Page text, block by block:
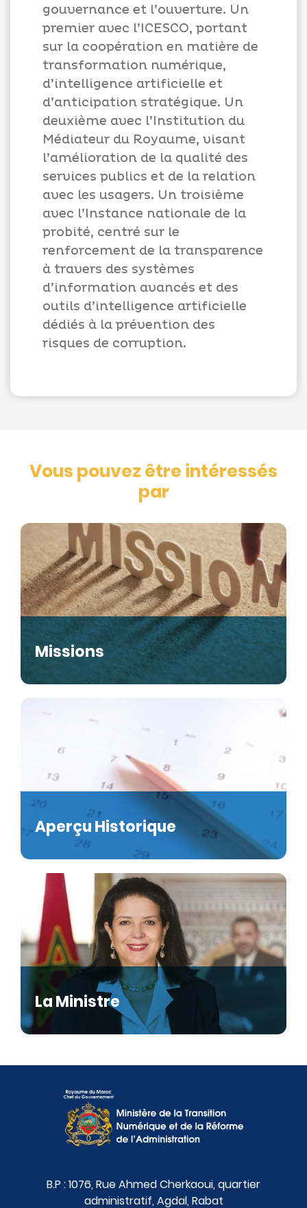
gouvernance et l’ouverture. Un
premier avec l’ICESCO, portant
sur la coopération en matière de
transformation numérique,
d’intelligence artificielle et
d’anticipation stratégique. Un
deuxième avec l’Institution du
Médiateur du Royaume, visant
l’amélioration de la qualité des
services publics et de la relation
avec les usagers. Un troisième
avec l’Instance nationale de la
probité, centré sur le
renforcement de la transparence
à travers des systèmes
d’information avancés et des
outils d’intelligence artificielle
dédiés à la prévention des
risques de corruption.
Vous pouvez être intéressés
par
Missions
Aperçu Historique
La Ministre
B.P : 1076, Rue Ahmed Cherkaoui, quartier
administratif, Agdal, Rabat